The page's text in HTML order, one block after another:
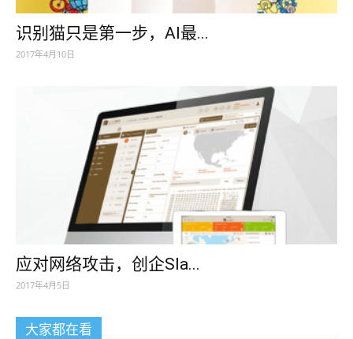
识别猫只是第一步，AI最...
2017年4月10日
应对网络攻击，创企Sla...
2017年4月5日
大家都在看